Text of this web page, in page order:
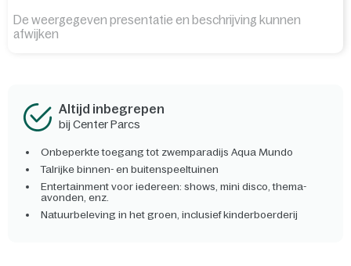
De weergegeven presentatie en beschrijving kunnen
afwijken
Altijd inbegrepen
bij Center Parcs
Onbeperkte toegang tot zwemparadijs Aqua Mundo
Talrijke binnen- en buitenspeeltuinen
Entertainment voor iedereen: shows, mini disco, thema-
avonden, enz.
Natuurbeleving in het groen, inclusief kinderboerderij